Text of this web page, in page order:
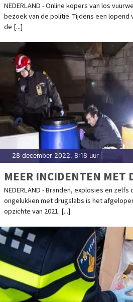
NEDERLAND - Online kopers van los
bezoek van de politie. Tijdens een
de [...]
28 december 2022, 8:18 uur
MEER INCIDENTEN MET
NEDERLAND - Branden, explosies en
ongelukken met drugslabs is het
opzichte van 2021. [...]